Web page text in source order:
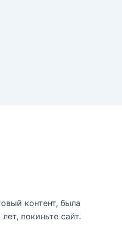
контент, была
покиньте сайт.